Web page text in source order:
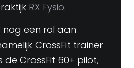
RX Fysio.
nog een rol aan
CrossFit trainer
de CrossFit 60+ pilot,